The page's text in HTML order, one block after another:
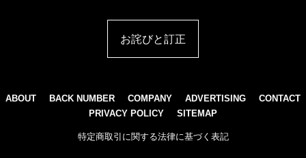
お詫びと訂正
ABOUT BACK NUMBER COMPANY ADVERTISING
CONTACT
PRIVACY POLICY
SITEMAP
特定商取引に関する法律に基づく表記